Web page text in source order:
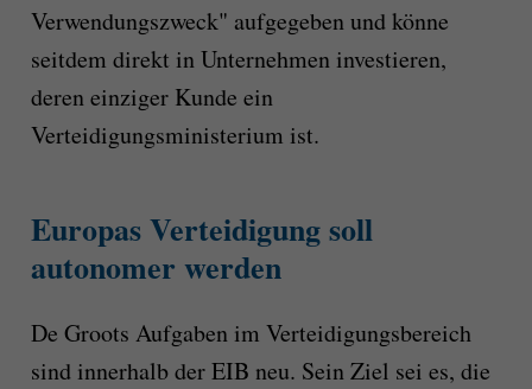
Verwendungszweck" aufgegeben und könne
seitdem direkt in Unternehmen investieren,
deren einziger Kunde ein
Verteidigungsministerium ist.
Europas Verteidigung soll
autonomer werden
De Groots Aufgaben im Verteidigungsbereich
sind innerhalb der EIB neu. Sein Ziel sei es, die